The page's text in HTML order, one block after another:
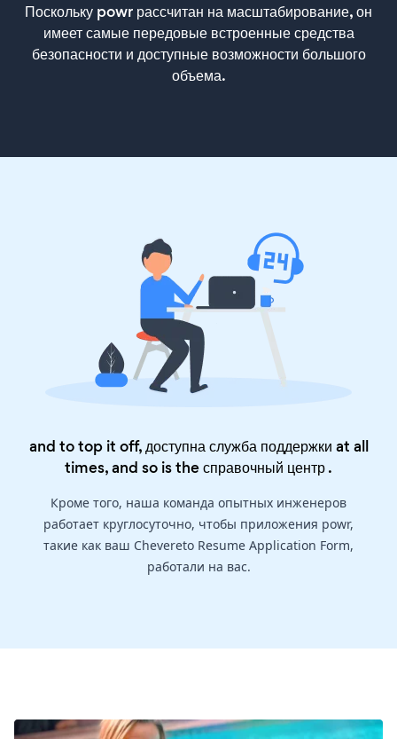
Поскольку powr рассчитан на масштабирование, он
имеет самые передовые встроенные средства
безопасности и доступные возможности большого
объема.
and to top it off, доступна служба поддержки at all
times, and so is theсправочный центр.
Кроме того, наша команда опытных инженеров
работает круглосуточно, чтобы приложения powr,
такие как ваш Chevereto Resume Application Form,
работали на вас.